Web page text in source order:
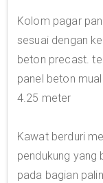
Kolom pagar
sesuai dengan
beton precast.
panel beton
4.25 meter
Kawat berduri
pendukung yang
pada bagian